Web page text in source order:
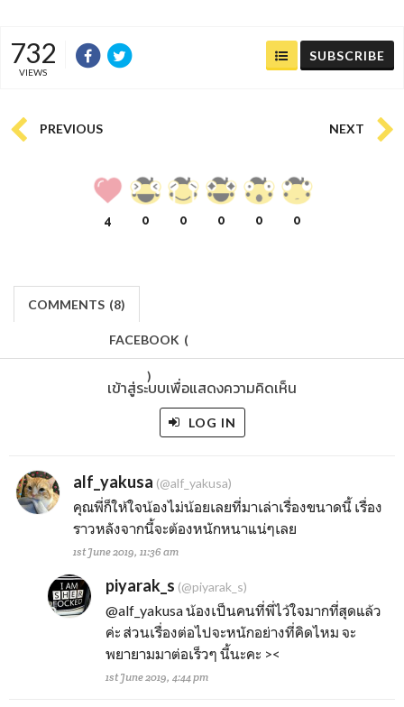
732
VIEWS
SUBSCRIBE
PREVIOUS NEXT
4 0 0 0 0 0
COMMENTS (8)
FACEBOOK (
)
เข้าสู่ระบบเพื่อแสดงความคิดเห็น
LOG IN
alf_yakusa (@alf_yakusa)
คุณพี่ก็ให้ใจน้องไม่น้อยเลยที่มาเล่าเรื่องขนาดนี้ เรื่อง
ราวหลังจากนี้จะต้องหนักหนาแน่ๆเลย
1st June 2019, 11:36 am
piyarak_s (@piyarak_s)
@alf_yakusaน้องเป็นคนที่พี่ไว้ใจมากที่สุดแล้ว
ค่ะ ส่วนเรื่องต่อไปจะหนักอย่างที่คิดไหม จะ
พยายามมาต่อเร็วๆ นี้นะคะ ><
1st June 2019, 4:44 pm